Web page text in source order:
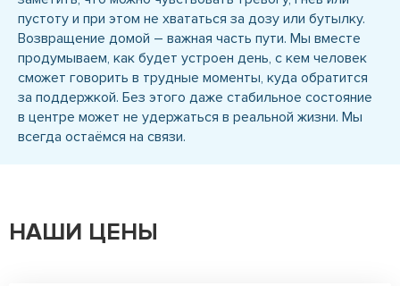
пустоту и при этом не хвататься за дозу или бутылку.
Возвращение домой – важная часть пути. Мы вместе
продумываем, как будет устроен день, с кем человек
сможет говорить в трудные моменты, куда обратится
за поддержкой. Без этого даже стабильное состояние
в центре может не удержаться в реальной жизни. Мы
всегда остаёмся на связи.
НАШИ ЦЕНЫ